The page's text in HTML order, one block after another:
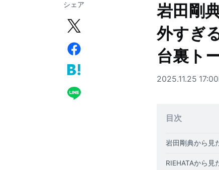
シェア
岩田剛
外すぎ
台裏ト
2025.11.25 17:00
目次
岩田剛典から見
RIEHATAから見